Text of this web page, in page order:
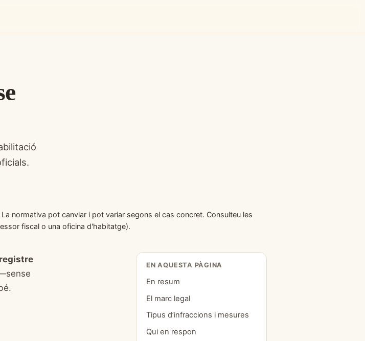
normativa pot canviar i pot variar segons el cas concret. Consulteu les
fiscal o una oficina d'habitatge).
EN AQUESTA PÀGINA
En resum
El marc legal
Tipus d’infraccions i mesures
Qui en respon